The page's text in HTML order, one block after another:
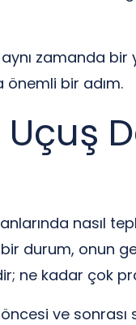
zamanda bir
bir adım.
nasıl
durum, onun
ne kadar çok
ve